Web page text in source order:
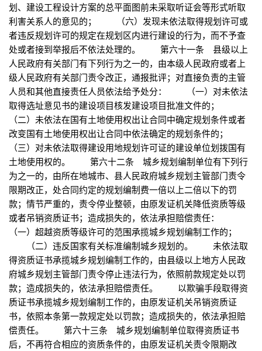
划、建设工程设计方案的总平面图前未采取听证会等形式听取
利害关系人的意见的； （六）发现未依法取得规划许可或
者违反规划许可的规定在规划区内进行建设的行为，而不予查
处或者接到举报后不依法处理的。 第六十一条 县级以上
人民政府有关部门有下列行为之一的，由本级人民政府或者上
级人民政府有关部门责令改正，通报批评；对直接负责的主管
人员和其他直接责任人员依法给予处分： （一）对未依法
取得选址意见书的建设项目核发建设项目批准文件的；
（二）未依法在国有土地使用权出让合同中确定规划条件或者
改变国有土地使用权出让合同中依法确定的规划条件的；
（三）对未依法取得建设用地规划许可证的建设单位划拨国有
土地使用权的。 第六十二条 城乡规划编制单位有下列行
为之一的，由所在地城市、县人民政府城乡规划主管部门责令
限期改正，处合同约定的规划编制费一倍以上二倍以下的罚
款；情节严重的，责令停业整顿，由原发证机关降低资质等级
或者吊销资质证书；造成损失的，依法承担赔偿责任：
（一）超越资质等级许可的范围承揽城乡规划编制工作的；
（二）违反国家有关标准编制城乡规划的。 未依法取
得资质证书承揽城乡规划编制工作的，由县级以上地方人民政
府城乡规划主管部门责令停止违法行为，依照前款规定处以罚
款；造成损失的，依法承担赔偿责任。 以欺骗手段取得资
质证书承揽城乡规划编制工作的，由原发证机关吊销资质证
书，依照本条第一款规定处以罚款；造成损失的，依法承担赔
偿责任。 第六十三条 城乡规划编制单位取得资质证书
后，不再符合相应的资质条件的，由原发证机关责令限期改